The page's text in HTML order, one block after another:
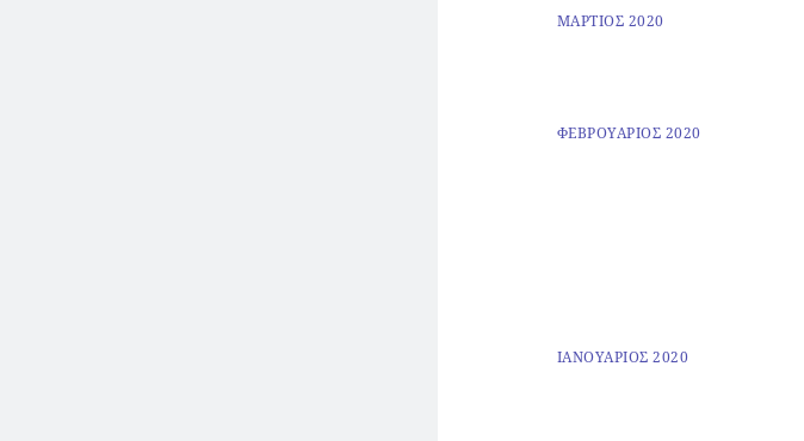
ΜΑΡΤΙΟΣ 2020
ΦΕΒΡΟΥΑΡΙΟΣ 2020
ΙΑΝΟΥΑΡΙΟΣ 2020